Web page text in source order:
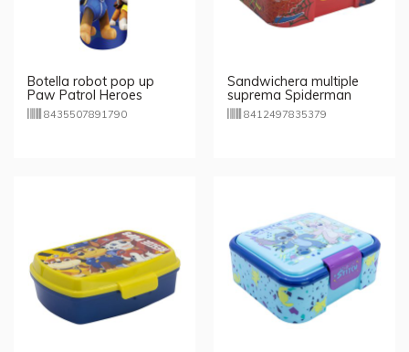
Botella robot pop up
Paw Patrol Heroes
600ml
8435507891790
Sandwichera multiple
suprema Spiderman
8412497835379